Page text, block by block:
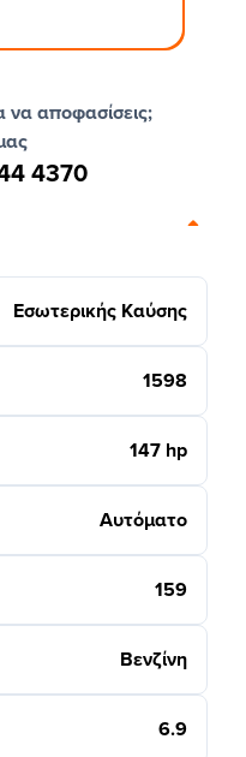
να αποφασίσεις;
4370
Εσωτερικής Καύσης
1598
147 hp
Αυτόματο
159
Βενζίνη
6.9